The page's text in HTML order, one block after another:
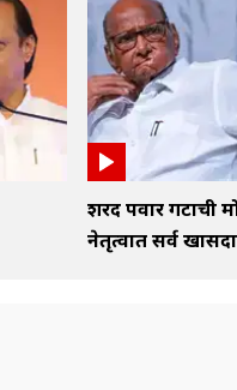
शरद पवार गटाची
नेतृत्वात सर्व